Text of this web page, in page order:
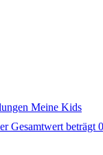
Meine Kids
Gesamtwert beträgt